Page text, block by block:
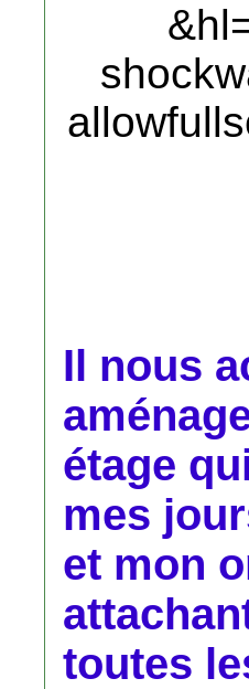
Il nous
étage
mes
et mon
toutes